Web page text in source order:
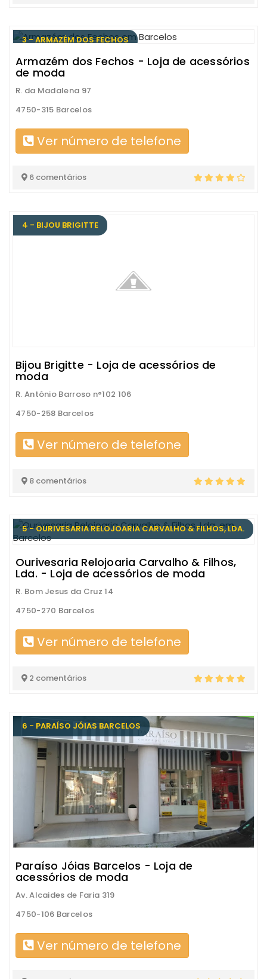
3 - ARMAZÉM DOS FECHOS
Armazém dos Fechos - Loja de acessórios
de moda
R. da Madalena 97
4750-315 Barcelos
Ver número de telefone
6 comentários
4 - BIJOU BRIGITTE
Bijou Brigitte - Loja de acessórios de
moda
R. António Barroso n°102 106
4750-258 Barcelos
Ver número de telefone
8 comentários
5 - OURIVESARIA RELOJOARIA CARVALHO & FILHOS, LDA.
Ourivesaria Relojoaria Carvalho & Filhos,
Lda. - Loja de acessórios de moda
R. Bom Jesus da Cruz 14
4750-270 Barcelos
Ver número de telefone
2 comentários
6 - PARAÍSO JÓIAS BARCELOS
Paraíso Jóias Barcelos - Loja de
acessórios de moda
Av. Alcaides de Faria 319
4750-106 Barcelos
Ver número de telefone